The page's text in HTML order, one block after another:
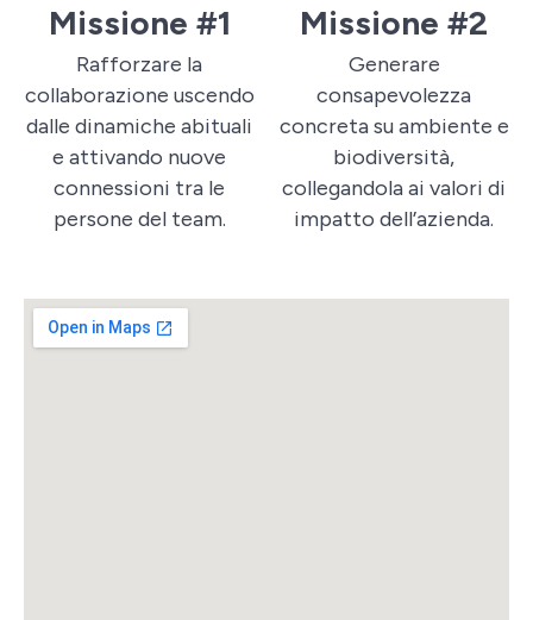
Missione #1
Rafforzare la
collaborazione uscendo
dalle dinamiche abituali
e attivando nuove
connessioni tra le
persone del team.
Missione #2
Generare
consapevolezza
concreta su ambiente e
biodiversità,
collegandola ai valori di
impatto dell’azienda.